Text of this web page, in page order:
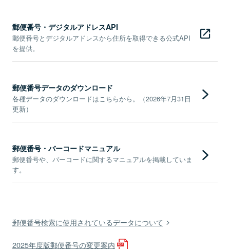
郵便番号・デジタルアドレスAPI
郵便番号とデジタルアドレスから住所を取得できる公式API
を提供。
郵便番号データのダウンロード
各種データのダウンロードはこちらから。（2026年7月31日
更新）
郵便番号・バーコードマニュアル
郵便番号や、バーコードに関するマニュアルを掲載していま
す。
郵便番号検索に使用されているデータについて
2025年度版郵便番号の変更案内